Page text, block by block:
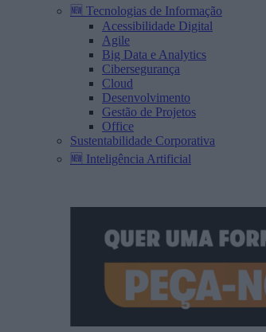
🆕 Tecnologias de Informação
Acessibilidade Digital
Agile
Big Data e Analytics
Cibersegurança
Cloud
Desenvolvimento
Gestão de Projetos
Office
Sustentabilidade Corporativa
🆕 Inteligência Artificial